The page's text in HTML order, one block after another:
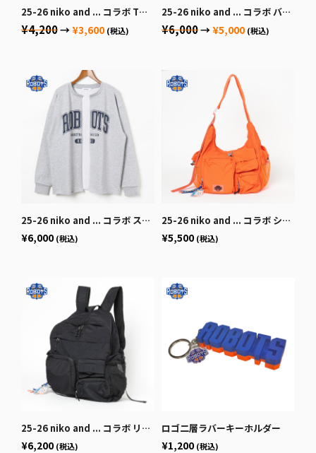
25-26 niko and ... コラボ Tシャツ
¥4,200→¥3,600 (税込)
25-26 niko and ... コラボ バスケット柄シャツ
¥6,000→¥5,000 (税込)
25-26 niko and ... コラボ スウェットカーディガン
¥6,000 (税込)
25-26 niko and ... コラボ ショルダーバッグ
¥5,500 (税込)
25-26 niko and ... コラボ リュックサック
¥6,200 (税込)
ロゴ二層ラバーキーホルダー
¥1,200 (税込)